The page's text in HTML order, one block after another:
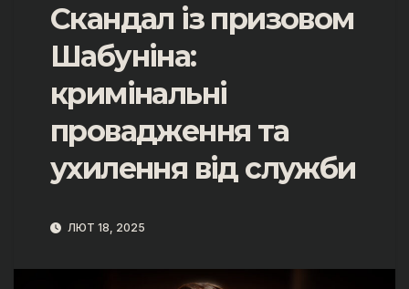
Скандал із призовом
Шабуніна:
кримінальні
провадження та
ухилення від служби
ЛЮТ 18, 2025